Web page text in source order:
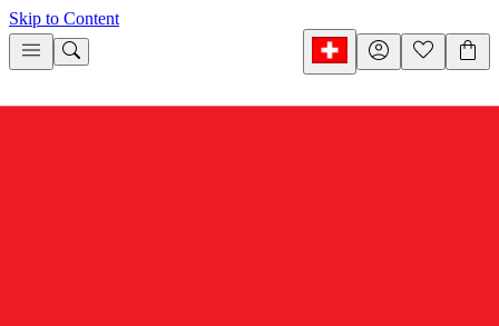
Skip to Content